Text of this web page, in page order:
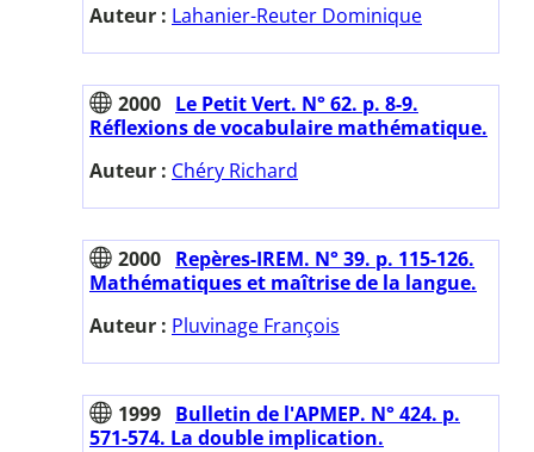
Auteur : Lahanier-Reuter Dominique
2000 Le Petit Vert. N° 62. p. 8-9.
Réflexions de vocabulaire mathématique.
Auteur : Chéry Richard
2000 Repères-IREM. N° 39. p. 115-126.
Mathématiques et maîtrise de la langue.
Auteur : Pluvinage François
1999 Bulletin de l'APMEP. N° 424. p.
571-574. La double implication.